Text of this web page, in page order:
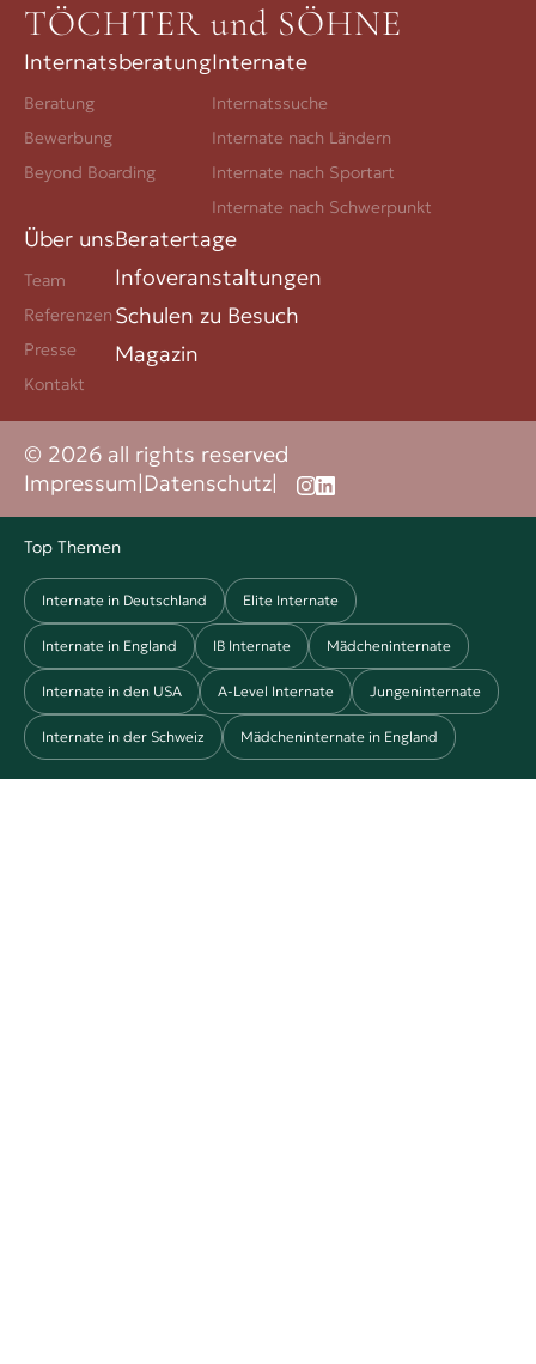
TÖCHTER und SÖHNE
Internatsberatung
Beratung
Bewerbung
Beyond Boarding
Internate
Internatssuche
Internate nach Ländern
Internate nach Sportart
Internate nach Schwerpunkt
Über uns
Team
Referenzen
Presse
Kontakt
Beratertage
Infoveranstaltungen
Schulen zu Besuch
Magazin
© 2026 all rights reserved
Impressum|Datenschutz|
Top Themen
Internate in Deutschland Elite Internate
Internate in England IB Internate Mädcheninternate
Internate in den USA A-Level Internate Jungeninternate
Internate in der Schweiz Mädcheninternate in England